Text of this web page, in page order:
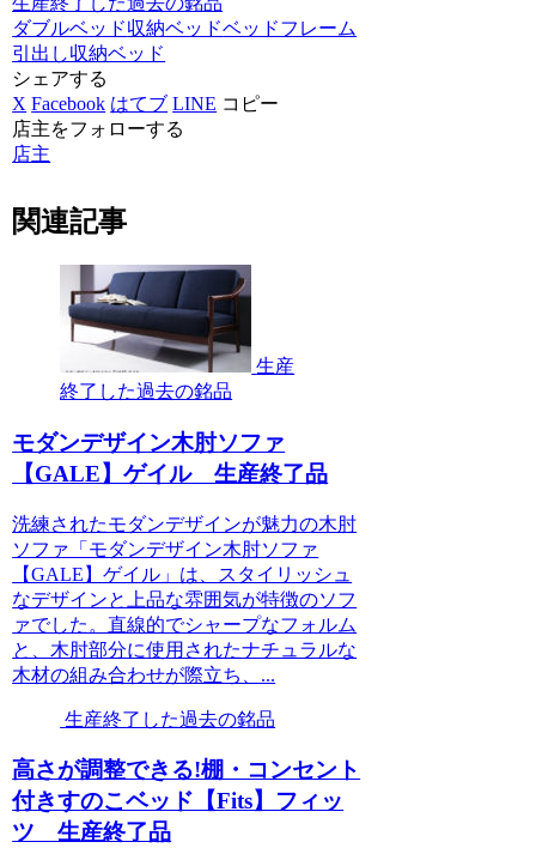
ダブルベッド収納ベッドベッドフレーム
引出し収納ベッド
シェアする
X Facebook はてブ LINE コピー
店主をフォローする
店主
関連記事
生産
終了した過去の銘品
モダンデザイン木肘ソファ
【GALE】ゲイル 生産終了品
洗練されたモダンデザインが魅力の木肘
ソファ「モダンデザイン木肘ソファ
【GALE】ゲイル」は、スタイリッシュ
なデザインと上品な雰囲気が特徴のソフ
ァでした。直線的でシャープなフォルム
と、木肘部分に使用されたナチュラルな
木材の組み合わせが際立ち、...
生産終了した過去の銘品
高さが調整できる!棚・コンセント
付きすのこベッド【Fits】フィッ
ツ 生産終了品